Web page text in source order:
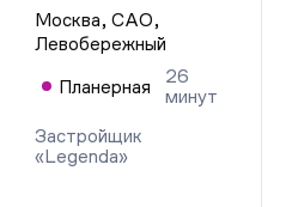
Москва, САО,
Левобережный
Планерная
26
минут
Застройщик
«Legenda»